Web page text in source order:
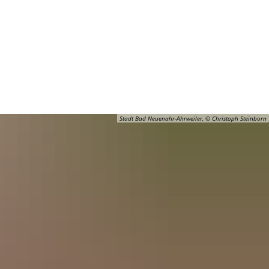
Stadt Bad Neuenahr-Ahrweiler, © Christoph Steinborn